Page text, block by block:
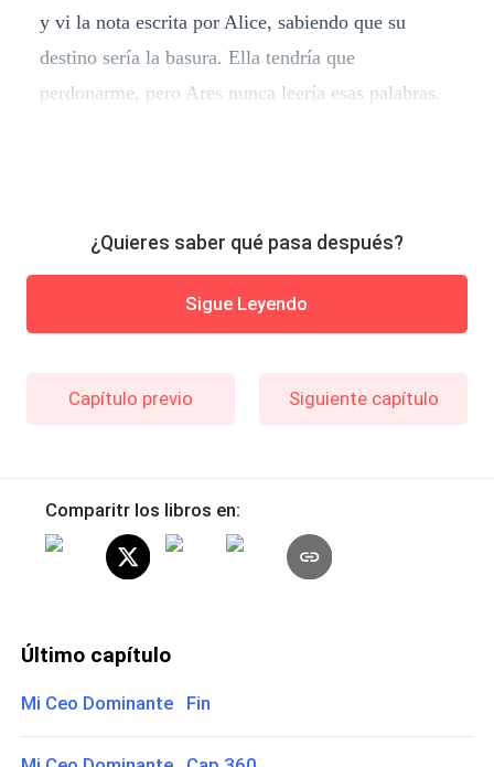
y vi la nota escrita por Alice, sabiendo que su
destino sería la basura. Ella tendría que
perdonarme, pero Ares nunca leería esas palabras.
¿Quieres saber qué pasa después?
Sigue Leyendo
Capítulo previo Siguiente capítulo
Comparitr los libros en:
Último capítulo
Mi Ceo Dominante Fin